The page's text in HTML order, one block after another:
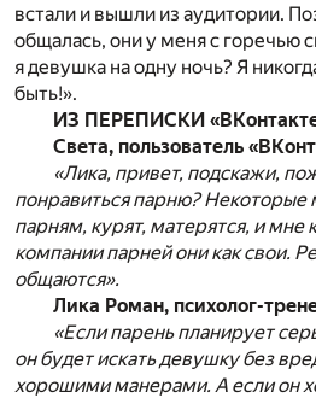
встали и вышли из аудитории.
общалась, они у меня с горечью
я девушка на одну ночь? Я
быть!».
ИЗ ПЕРЕПИСКИ
Света, пользователь
«Лика, привет, подскажи,
понравиться парню? Некоторые
парням, курят, матерятся, и мне
компании парней они как свои.
общаются».
Лика Роман, психолог-
«Если парень планирует
он будет искать девушку без
хорошими манерами. А если он